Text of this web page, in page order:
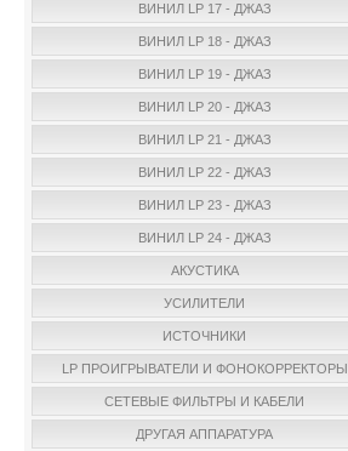
ВИНИЛ LP 17 - ДЖАЗ
ВИНИЛ LP 18 - ДЖАЗ
ВИНИЛ LP 19 - ДЖАЗ
ВИНИЛ LP 20 - ДЖАЗ
ВИНИЛ LP 21 - ДЖАЗ
ВИНИЛ LP 22 - ДЖАЗ
ВИНИЛ LP 23 - ДЖАЗ
ВИНИЛ LP 24 - ДЖАЗ
АКУСТИКА
УСИЛИТЕЛИ
ИСТОЧНИКИ
LP ПРОИГРЫВАТЕЛИ И ФОНОКОРРЕКТОРЫ
СЕТЕВЫЕ ФИЛЬТРЫ И КАБЕЛИ
ДРУГАЯ АППАРАТУРА